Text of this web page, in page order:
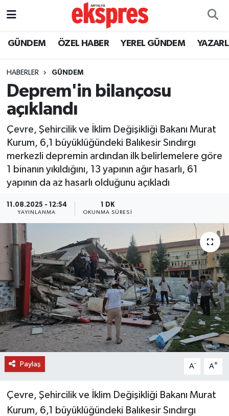
GÜNDEM ÖZEL HABER YEREL GÜNDEM
HABERLER GÜNDEM
Deprem'in bilançosu
açıklandı
Çevre, Şehircilik ve İklim Değişikliği Bakanı Murat
Kurum, 6,1 büyüklüğündeki Balıkesir Sındırgı
merkezli depremin ardından ilk belirlemelere göre
1 binanın yıkıldığını, 13 yapının ağır hasarlı, 61
yapının da az hasarlı olduğunu açıkladı
11.08.2025 - 12:54
YAYINLANMA
1 DK
OKUNMA SÜRESI
Paylaş A- A+
Çevre, Şehircilik ve İklim Değişikliği Bakanı Murat
Kurum, 6,1 büyüklüğündeki Balıkesir Sındırgı
ÖZEL HABER
YEREL GÜNDEM
EKONOMİ
KÜLTÜR - SANAT
SPOR
SAĞLIK
DÜNYA
EĞİTİM
TURİZM
RÖPORTAJ
VİDEO HABERLER
Nöbetçi Eczaneler
Trafik Durumu
Süper Lig Puan Durumu ve Fikstür
Tüm Manşetler
Son Dakika Haberleri